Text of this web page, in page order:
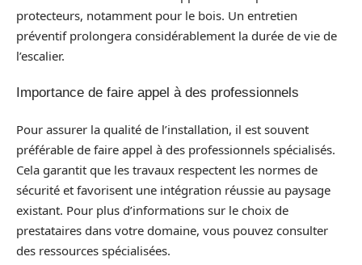
protecteurs, notamment pour le bois. Un entretien
préventif prolongera considérablement la durée de vie de
l’escalier.
Importance de faire appel à des professionnels
Pour assurer la qualité de l’installation, il est souvent
préférable de faire appel à des professionnels spécialisés.
Cela garantit que les travaux respectent les normes de
sécurité et favorisent une intégration réussie au paysage
existant. Pour plus d’informations sur le choix de
prestataires dans votre domaine, vous pouvez consulter
des ressources spécialisées.